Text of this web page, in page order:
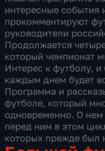
интересные события
прокомментируют
руководители
Продолжается
который чемпионат
Интерес к футболу,
каждым днем будет
Программа и
футболе, который
одновременно. О нем
перед ним в этом
которых прежде был